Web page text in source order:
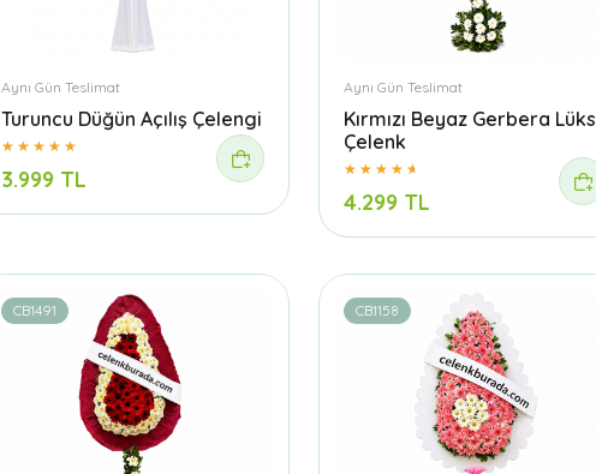
Aynı Gün Teslimat
Turuncu Düğün Açılış Çelengi
3.999 TL
Aynı Gün Teslimat
Kırmızı Beyaz Gerbera Lüks
Çelenk
4.299 TL
CB1491 CB1158